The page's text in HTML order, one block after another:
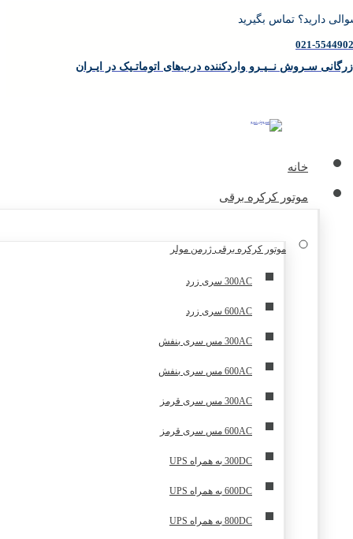
دارید؟ تماس بگیرید
021-
سـروش نــیـرو واردکننده درب‌های اتوماتـیک در ایـران
خانه
موتور کرکره برقی
موتور کرکره برقی ژرمن مولر
300AC سری زرد
600AC سری زرد
300AC مس سری بنفش
600AC مس سری بنفش
300AC مس سری قرمز
600AC مس سری قرمز
300DC به همراه UPS
600DC به همراه UPS
800DC به همراه UPS